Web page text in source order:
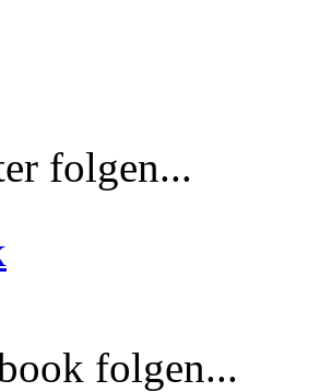
folgen...
folgen...